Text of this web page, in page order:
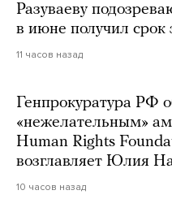
Разуваеву
в июне получил срок
11 часов назад
Генпрокуратура РФ
«нежелательным»
Human Rights
возглавляет Юлия
10 часов назад